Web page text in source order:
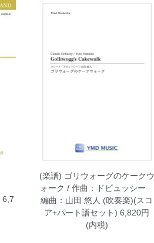
6,7
(楽譜) ゴリウォーグのケークウ
ォーク / 作曲：ドビュッシー
編曲：山田 悠人 (吹奏楽)(スコ
ア+パート譜セット) 6,820円
(内税)